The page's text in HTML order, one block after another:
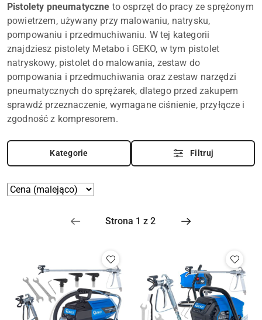
Pistolety pneumatyczne to osprzęt do pracy ze sprężonym
powietrzem, używany przy malowaniu, natrysku,
pompowaniu i przedmuchiwaniu. W tej kategorii
znajdziesz pistolety Metabo i GEKO, w tym pistolet
natryskowy, pistolet do malowania, zestaw do
pompowania i przedmuchiwania oraz zestaw narzędzi
pneumatycznych do sprężarek, dlatego przed zakupem
sprawdź przeznaczenie, wymagane ciśnienie, przyłącze i
zgodność z kompresorem.
Kategorie Filtruj
Zastosowano
Sortuj